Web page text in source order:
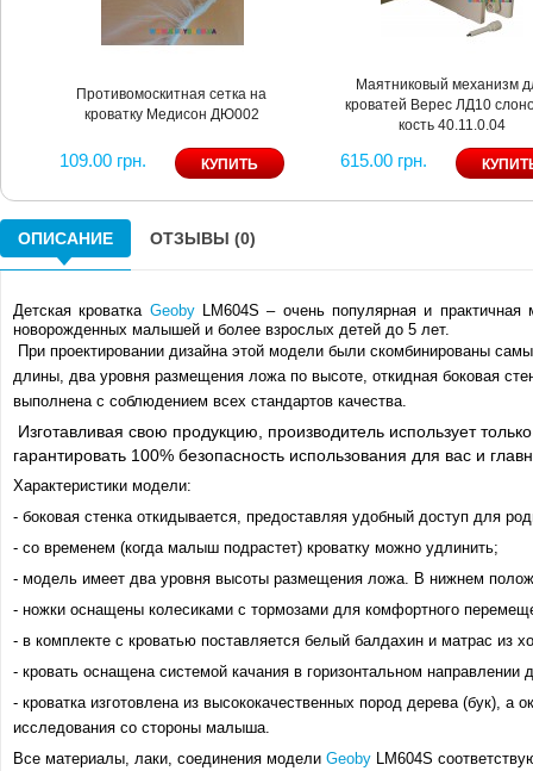
Противомоскитная сетка на
кроватку Медисон ДЮ002
109.00 грн.
Маятниковый механизм
кроватей Верес ЛД10
кость 40.11.0.04
615.00 грн.
ОПИСАНИЕ ОТЗЫВЫ (0)
Детская кроватка Geoby LM604S – очень популярная и
новорожденных малышей и более взрослых детей до 5 лет.
При проектировании дизайна этой модели были скомбинированы
длины, два уровня размещения ложа по высоте, откидная боковая
выполнена с соблюдением всех стандартов качества.
Изготавливая свою продукцию, производитель использует
гарантировать 100% безопасность использования для вас и
Характеристики модели:
- боковая стенка откидывается, предоставляя удобный доступ для
- со временем (когда малыш подрастет) кроватку можно удлинить;
- модель имеет два уровня высоты размещения ложа. В нижнем
- ножки оснащены колесиками с тормозами для комфортного
- в комплекте с кроватью поставляется белый балдахин и матрас из
- кровать оснащена системой качания в горизонтальном направлении
- кроватка изготовлена из высококачественных пород дерева (бук),
исследования со стороны малыша.
Все материалы, лаки, соединения модели Geoby LM604S